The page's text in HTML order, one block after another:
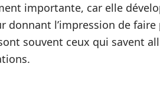
importante, car elle
donnant l’impression de
souvent ceux qui savent